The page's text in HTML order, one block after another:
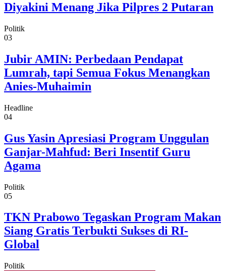
Diyakini Menang Jika Pilpres 2 Putaran
Politik
03
Jubir AMIN: Perbedaan Pendapat
Lumrah, tapi Semua Fokus Menangkan
Anies-Muhaimin
Headline
04
Gus Yasin Apresiasi Program Unggulan
Ganjar-Mahfud: Beri Insentif Guru
Agama
Politik
05
TKN Prabowo Tegaskan Program Makan
Siang Gratis Terbukti Sukses di RI-
Global
Politik